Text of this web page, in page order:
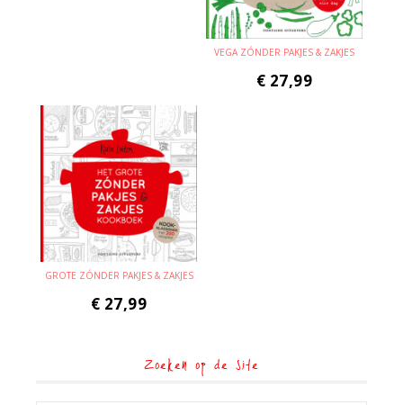
VEGA ZÓNDER PAKJES & ZAKJES
€ 27,99
GROTE ZÓNDER PAKJES & ZAKJES
€ 27,99
Zoeken op de site